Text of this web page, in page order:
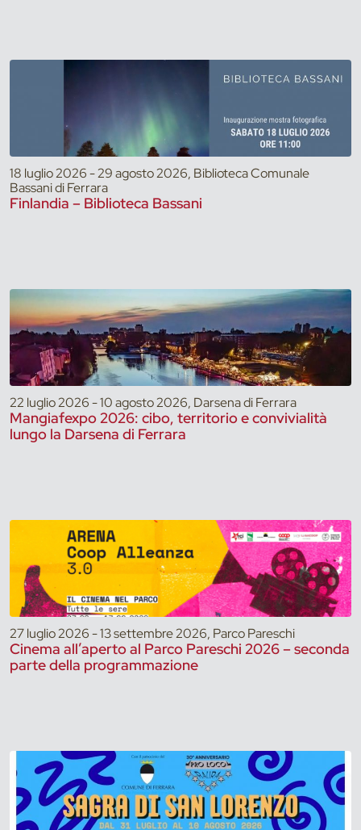
18 luglio 2026 - 29 agosto 2026, Biblioteca Comunale
Bassani di Ferrara
Finlandia – Biblioteca Bassani
22 luglio 2026 - 10 agosto 2026, Darsena di Ferrara
Mangiafexpo 2026: cibo, territorio e convivialità
lungo la Darsena di Ferrara
27 luglio 2026 - 13 settembre 2026, Parco Pareschi
Cinema all’aperto al Parco Pareschi 2026 – seconda
parte della programmazione